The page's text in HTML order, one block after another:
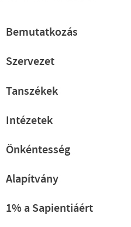
Bemutatkozás
Szervezet
Tanszékek
Intézetek
Önkéntesség
Alapítvány
1% a Sapientiáért